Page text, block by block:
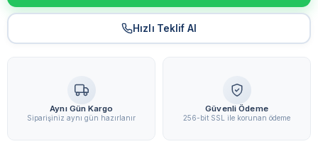
Hızlı Teklif Al
Aynı Gün Kargo
Siparişiniz aynı gün hazırlanır
Güvenli Ödeme
256-bit SSL ile korunan ödeme